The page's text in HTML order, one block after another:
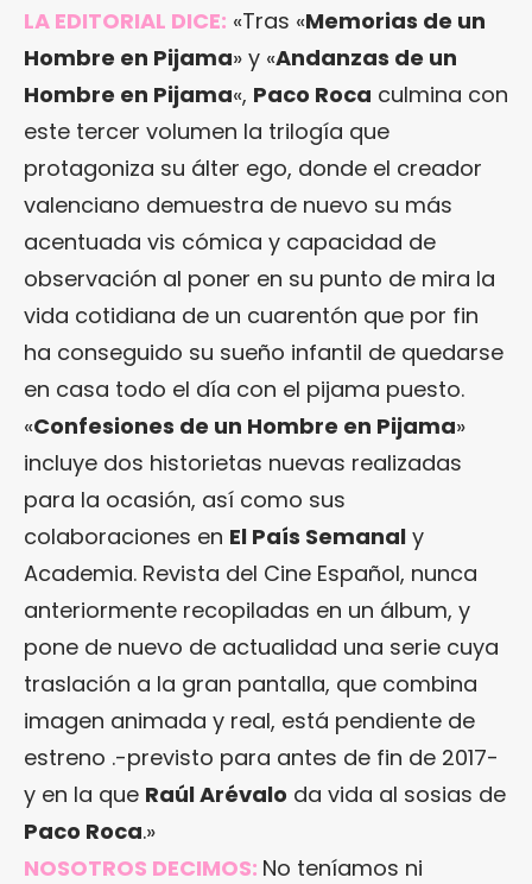
LA EDITORIAL DICE: «Tras «Memorias de un
Hombre en Pijama» y «Andanzas de un
Hombre en Pijama«, Paco Roca culmina con
este tercer volumen la trilogía que
protagoniza su álter ego, donde el creador
valenciano demuestra de nuevo su más
acentuada vis cómica y capacidad de
observación al poner en su punto de mira la
vida cotidiana de un cuarentón que por fin
ha conseguido su sueño infantil de quedarse
en casa todo el día con el pijama puesto.
«Confesiones de un Hombre en Pijama»
incluye dos historietas nuevas realizadas
para la ocasión, así como sus
colaboraciones en El País Semanal y
Academia. Revista del Cine Español, nunca
anteriormente recopiladas en un álbum, y
pone de nuevo de actualidad una serie cuya
traslación a la gran pantalla, que combina
imagen animada y real, está pendiente de
estreno .-previsto para antes de fin de 2017-
y en la que Raúl Arévalo da vida al sosias de
Paco Roca.»
NOSOTROS DECIMOS: No teníamos ni